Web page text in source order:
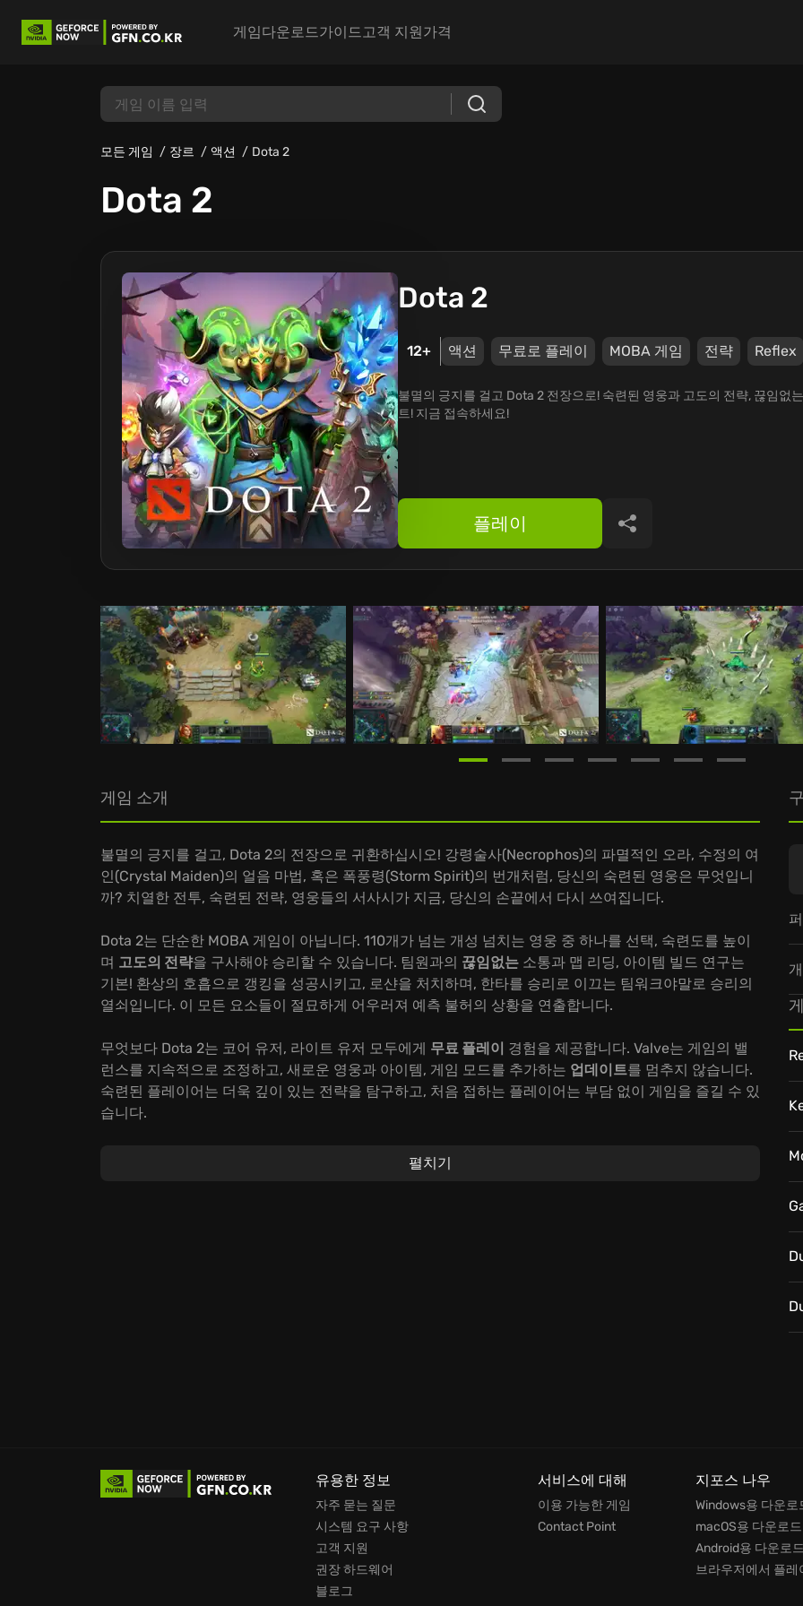
게임다운로드가이드고객 지원가격
모든 게임 장르 액션 Dota 2
Dota 2
Dota 2
12+ 액션 무료로 플레이 MOBA 게임 전략 Reflex
불멸의 긍지를 걸고 Dota 2 전장으로! 숙련된 영웅과 고도의 전략, 끊임없
트! 지금 접속하세요!
플레이 공유
게임 소개
불멸의 긍지를 걸고, Dota 2의 전장으로 귀환하십시오! 강령술사(Necrophos)의 파멸적인 오라, 수정의 여
인(Crystal Maiden)의 얼음 마법, 혹은 폭풍령(Storm Spirit)의 번개처럼, 당신의 숙련된 영웅은 무엇입니
까? 치열한 전투, 숙련된 전략, 영웅들의 서사시가 지금, 당신의 손끝에서 다시 쓰여집니다.
Dota 2는 단순한 MOBA 게임이 아닙니다. 110개가 넘는 개성 넘치는 영웅 중 하나를 선택, 숙련도를 높이
며 고도의 전략을 구사해야 승리할 수 있습니다. 팀원과의 끊임없는 소통과 맵 리딩, 아이템 빌드 연구는
기본! 환상의 호흡으로 갱킹을 성공시키고, 로샨을 처치하며, 한타를 승리로 이끄는 팀워크야말로 승리의
열쇠입니다. 이 모든 요소들이 절묘하게 어우러져 예측 불허의 상황을 연출합니다.
무엇보다 Dota 2는 코어 유저, 라이트 유저 모두에게 무료 플레이 경험을 제공합니다. Valve는 게임의 밸
런스를 지속적으로 조정하고, 새로운 영웅과 아이템, 게임 모드를 추가하는 업데이트를 멈추지 않습니다.
숙련된 플레이어는 더욱 깊이 있는 전략을 탐구하고, 처음 접하는 플레이어는 부담 없이 게임을 즐길 수 있
습니다.
지금 Dota 2에 접속하여 당신의 실력을 증명하십시오! 전략적인 판단, 번개 같은 반사 신경, 그리고 동료들
펼치기
유용한 정보
자주 묻는 질문
시스템 요구 사항
고객 지원
권장 하드웨어
블로그
서비스에 대해
이용 가능한 게임
Contact Point
지포스 나우
Windows용 다운로
macOS용 다운로드
Android용 다운로
브라우저에서 플레